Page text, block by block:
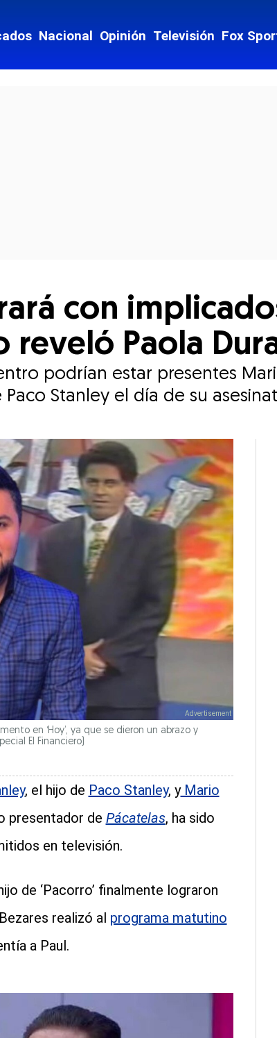
Nacional Opinión Televisión Fox
con
reveló Paola
podrían estar presentes
Stanley el día de su
en ‘Hoy’, ya que se dieron un abrazo y
El Financiero)
, el hijo de Paco Stanley, yMario
presentador de Pácatelas, ha sido
en televisión.
de ‘Pacorro’ finalmente lograron
realizó al programa matutino
a Paul.